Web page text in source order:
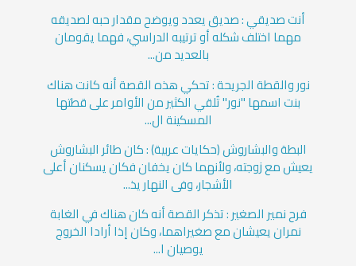
أنت صديقي : صديق يعدد ويوضح مقدار حبه لصديقه
مهما اختلف شكله أو ترتيبه الدراسي، فهما يقومان
بالعديد من...
نور والقطة الجريحة : تحكي هذه القصة أنه كانت هناك
بنت اسمها "نور" تُلقي الكثير من الأوامر على قطتها
المسكينة ال...
البطة والبشاروش (حكايات عربية) : كان طائر البشاروش
يعيش مع زوجته، ولأنهما كان يخفان فكان يسكنان أعلى
الأشجار، وفى النهار يذ...
فرح نمير الصغير : تذكر القصة أنه كان هناك في الغابة
نمران يعيشان مع صغيراهما، وكان إذا أرادا الخروج
يوصيان ا...